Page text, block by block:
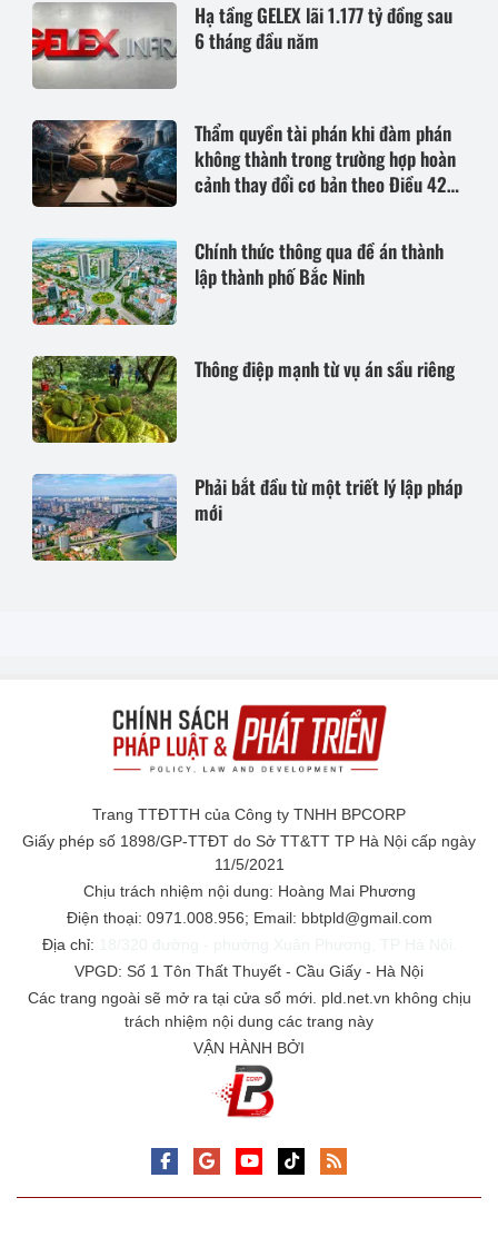
Hạ tầng GELEX lãi 1.177 tỷ đồng sau
6 tháng đầu năm
Thẩm quyền tài phán khi đàm phán
không thành trong trường hợp hoàn
cảnh thay đổi cơ bản theo Điều 420
Chính thức thông qua đề án thành
lập thành phố Bắc Ninh
Thông điệp mạnh từ vụ án sầu riêng
Phải bắt đầu từ một triết lý lập pháp
mới
Trang TTĐTTH của Công ty TNHH BPCORP
Giấy phép số 1898/GP-TTĐT do Sở TT&TT TP Hà Nội cấp ngày
11/5/2021
Chịu trách nhiệm nội dung: Hoàng Mai Phương
Điện thoại: 0971.008.956; Email: bbtpld@gmail.com
Địa chỉ:
VPGD: Số 1 Tôn Thất Thuyết - Cầu Giấy - Hà Nội
Các trang ngoài sẽ mở ra tại cửa sổ mới. pld.net.vn không chịu
trách nhiệm nội dung các trang này
VẬN HÀNH BỞI